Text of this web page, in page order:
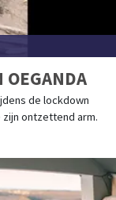
OEGANDA
de lockdown
ontzettend arm.